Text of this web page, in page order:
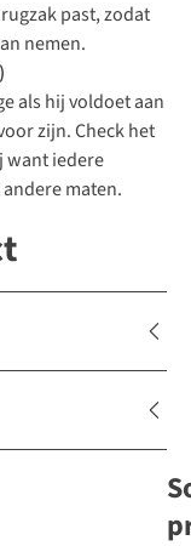
past, zodat
nemen.
als hij voldoet aan
zijn. Check het
want iedere
maten.
-